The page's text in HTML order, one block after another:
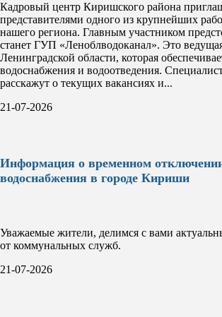
Кадровый центр Киришского района
представителями одного из крупнейших
нашего региона. Главным участником
станет ГУП «Леноблводоканал». Это
Ленинградской области, которая
водоснабжения и водоотведения.
расскажут о текущих вакансиях и...
21-07-2026
Информация о временном
водоснабжения в городе Кириши
Уважаемые жители, делимся с вами
от коммунальных служб.
21-07-2026